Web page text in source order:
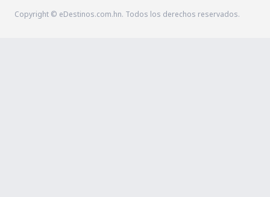
Copyright © eDestinos.com.hn. Todos los derechos reservados.